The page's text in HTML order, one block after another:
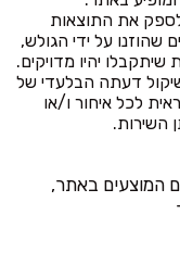
את התוצאות
שהוזנו על ידי הגולש,
יהיו מדויקים.
דעתה הבלעדי של
לכל איחור ו/או
השירות.
המוצעים באתר,